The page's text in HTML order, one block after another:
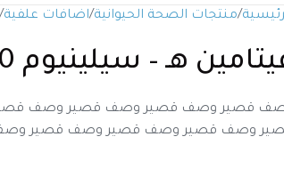
منتجات الصحة الحيوانية اضافات علفية
هـ – سيلينيوم 10 %
قصير وصف قصير وصف قصير وصف
وصف قصير وصف قصير وصف قصير